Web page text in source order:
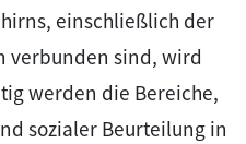
einschließlich der
verbunden sind, wird
werden die Bereiche,
sozialer Beurteilung in